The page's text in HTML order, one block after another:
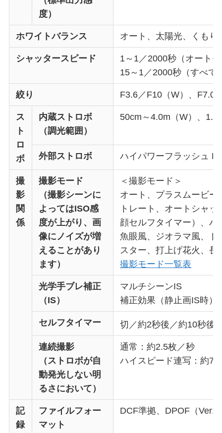
度）
ホワイトバランス オート、太陽光、くも
シャッタースピード
1～1／2000秒（オート
15～1／2000秒（すべて
絞り F3.6／F10（W）、F7.0
ス
ト
ロ
ボ
内蔵ストロボ
（調光範囲）
50cm～4.0m（W）、
外部ストロボ ハイパワーフラッシュ
撮
影
関
係
撮影モード
（撮影シーンに
よってはISO感
度が上がり、画
像にノイズが増
えることがあり
ます）
＜撮影モード＞
オート、プラスムービ
トレート、オートシャ
顔セルフタイマー）、
魚眼風、ジオラマ風、
スター、打上げ花火、長
撮影モード一覧表
光学手ブレ補正
（IS）
マルチシーンIS
補正効果（静止画IS時
セルフタイマー 切／約2秒後／約10秒後
連続撮影
（ストロボが自
動発光しない明
るさにおいて）
通常：約2.5枚／秒
ハイスピード連写：約
記
録
ファイルフォー
マット
DCF準拠、DPOF（